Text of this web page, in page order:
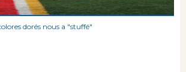
dorés nous a "stuffé"